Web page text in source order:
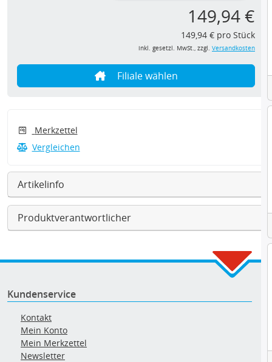
149,94 €
149,94 € pro Stück
inkl. gesetzl. MwSt., zzgl. Versandkosten
Filiale wählen
Merkzettel
Vergleichen
Artikelinfo
Produktverantwortlicher
Kundenservice
Kontakt
Mein Konto
Mein Merkzettel
Newsletter